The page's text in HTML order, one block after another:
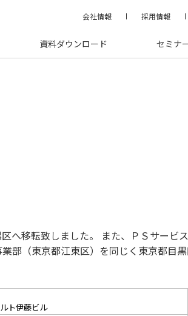
会社情報 採用情報
資料ダウンロード セミナ
へ移転致しました。 また、ＰＳサービ
部（東京都江東区）を同じく東京都目黒
ト伊藤ビル